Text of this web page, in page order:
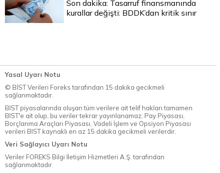
Son dakika: Tasarruf finansmanında
kurallar değişti: BDDK’dan kritik sınır
Yasal Uyarı Notu
© BİST Verileri Foreks tarafından 15 dakika gecikmeli
sağlanmaktadır.
BIST piyasalarında oluşan tüm verilere ait telif hakları tamamen
BIST'e ait olup, bu veriler tekrar yayınlanamaz. Pay Piyasası,
Borçlanma Araçları Piyasası, Vadeli İşlem ve Opsiyon Piyasası
verileri BIST kaynaklı en az 15 dakika gecikmeli verilerdir.
Veri Sağlayıcı Uyarı Notu
Veriler FOREKS Bilgi İletişim Hizmetleri A.Ş. tarafından
sağlanmaktadır.